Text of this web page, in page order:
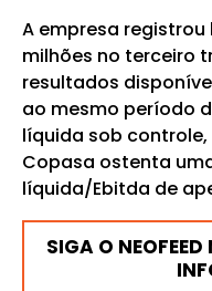
A empresa registrou
milhões no terceiro
resultados
ao mesmo período
líquida sob controle,
Copasa ostenta
líquida/Ebitda de
SIGA O NEOFEED